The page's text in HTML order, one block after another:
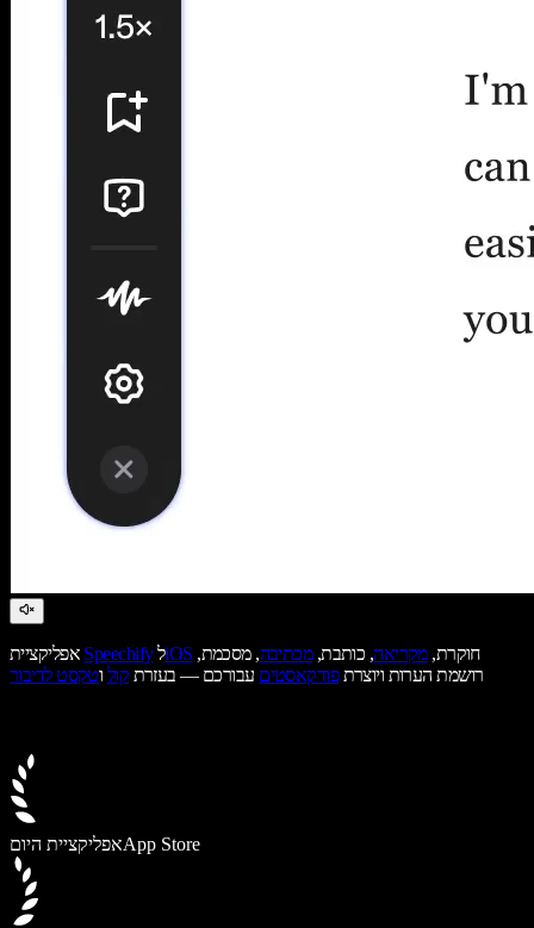
אפליקציית Speechify לiOS חוקרת,מקריאה, כותבת,מכתיבה, מסכמת,
רושמת הערות ויוצרתפודקאסטים עבורכם — בעזרת קול וטקסט לדיבור
אפליקציית היוםApp Store